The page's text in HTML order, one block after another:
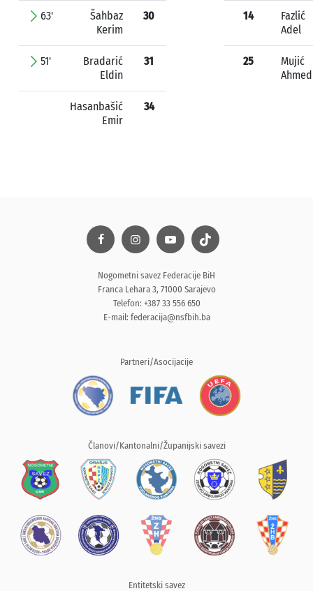
63'
Šahbaz
Kerim
30
51'
Bradarić
Eldin
31
Hasanbašić
Emir
34
14
Fazlić
Adel
25
Mujić
Ahmed
Nogometni savez Federacije BiH
Franca Lehara 3, 71000 Sarajevo
Telefon: +387 33 556 650
E-mail: federacija@nsfbih.ba
Partneri/Asocijacije
Članovi/Kantonalni/Županijski savezi
Entitetski savez